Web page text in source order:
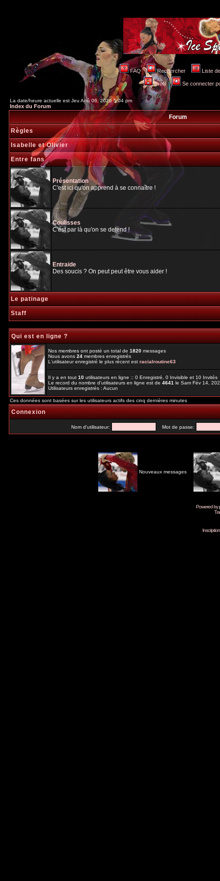
FAQ Rechercher Liste
Profil Se connecter
La date/heure actuelle est Jeu Aoû 06, 2026 5:04 pm
Index du Forum
Forum
Règles
Isabelle et Olivier
Entre fans
Présentation
C'est ici qu'on apprend à se connaître !
Coulisses
C'est par là qu'on se detend !
Entraide
Des soucis ? On peut peut être vous aider !
Le patinage
Staff
Qui est en ligne ?
Nos membres ont posté un total de1820messages
Nous avons24membres enregistrés
L'utilisateur enregistré le plus récent estracialroutine63
Il y a en tout10utilisateurs en ligne :: 0 Enregistré, 0 Invisible et 10
Le record du nombre d'utilisateurs en ligne est de4641le Sam Fév 14,
Utilisateurs enregistrés : Aucun
Ces données sont basées sur les utilisateurs actifs des cinq dernières minutes
Connexion
Nom d'utilisateur: Mot de passe:
Nouveaux messages
Powered by